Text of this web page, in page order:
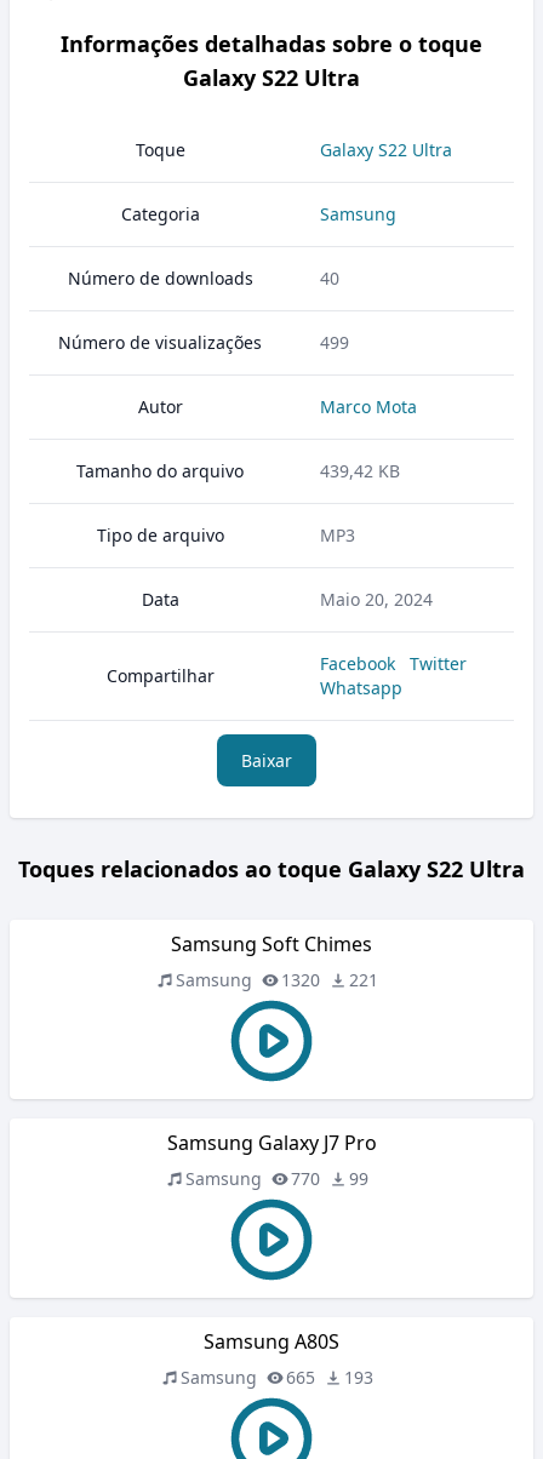
Informações detalhadas sobre o toque
Galaxy S22 Ultra
Toque Galaxy S22 Ultra
Categoria Samsung
Número de downloads 40
Número de visualizações 499
Autor Marco Mota
Tamanho do arquivo 439,42 KB
Tipo de arquivo MP3
Data Maio 20, 2024
Compartilhar
Facebook
Twitter
Whatsapp
Baixar
Toques relacionados ao toque Galaxy S22 Ultra
Samsung Soft Chimes
Samsung 1320 221
Samsung Galaxy J7 Pro
Samsung 770 99
Samsung A80S
Samsung 665 193